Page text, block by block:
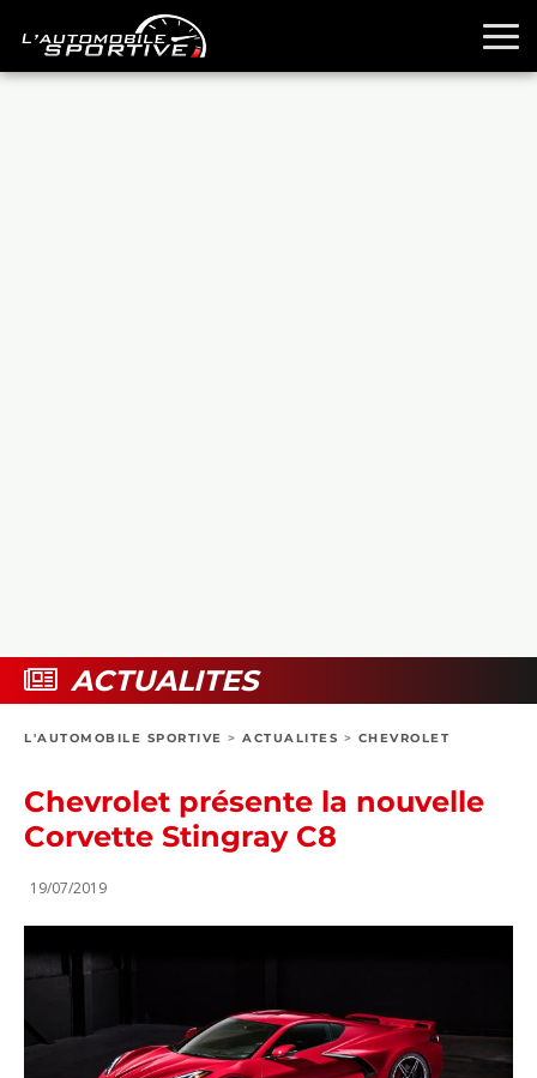
BOUTIQUE
ACTUALITES
L'AUTOMOBILE SPORTIVE > ACTUALITES > CHEVROLET
Chevrolet présente la nouvelle
Corvette Stingray C8
19/07/2019